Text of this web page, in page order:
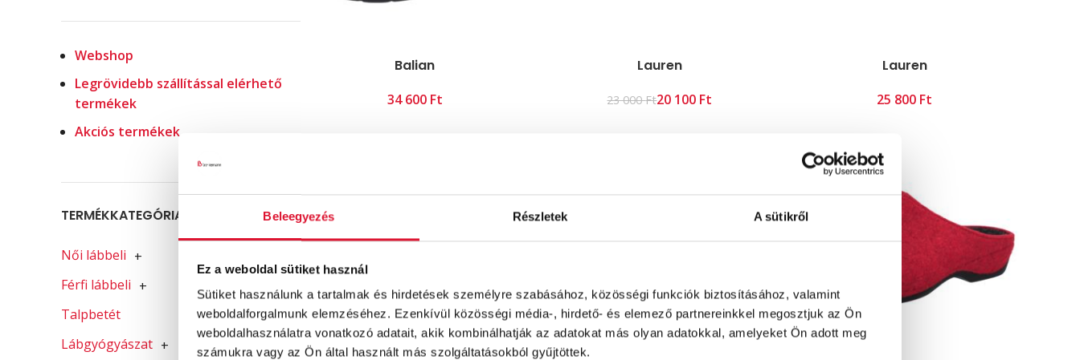
Beleegyezés Részletek A sütikről
Ez a weboldal sütiket használ
Sütiket használunk a tartalmak és hirdetések személyre szabásához, közösségi funkciók biztosításához, valamint
weboldalforgalmunk elemzéséhez. Ezenkívül közösségi média-, hirdető- és elemező partnereinkkel megosztjuk az Ön
weboldalhasználatra vonatkozó adatait, akik kombinálhatják az adatokat más olyan adatokkal, amelyeket Ön adott meg
számukra vagy az Ön által használt más szolgáltatásokból gyűjtöttek.
Webshop
Legrövidebb szállítással elérhető
termékek
Akciós termékek
TERMÉKKATEGÓRIA-SZŰRŐ
Női lábbeli +
Férfi lábbeli +
Talpbetét
Lábgyógyászat +
Balian
Ft
Lauren
23 000Ft20 100 Ft
Lauren
Ft